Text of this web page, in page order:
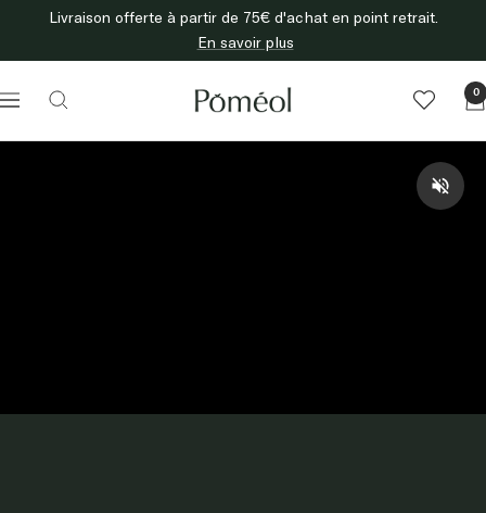
contenu
Livraison offerte à partir de 75€ d'achat en point retrait.
En savoir plus
Navigation
Poméol 0